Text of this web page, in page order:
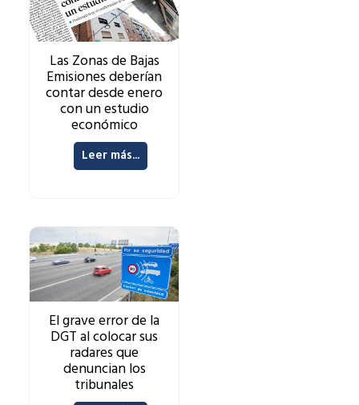
Las Zonas de Bajas
Emisiones deberían
contar desde enero
con un estudio
económico
Leer más...
El grave error de la
DGT al colocar sus
radares que
denuncian los
tribunales